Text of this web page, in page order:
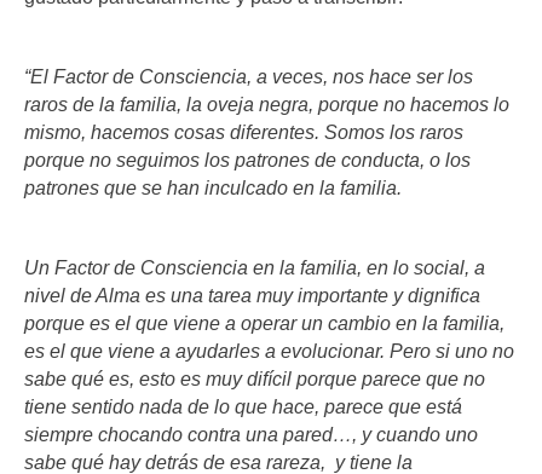
“El Factor de Consciencia, a veces, nos hace ser los
raros de la familia, la oveja negra, porque no hacemos lo
mismo, hacemos cosas diferentes. Somos los raros
porque no seguimos los patrones de conducta, o los
patrones que se han inculcado en la familia.
Un Factor de Consciencia en la familia, en lo social, a
nivel de Alma es una tarea muy importante y dignifica
porque es el que viene a operar un cambio en la familia,
es el que viene a ayudarles a evolucionar. Pero si uno no
sabe qué es, esto es muy difícil porque parece que no
tiene sentido nada de lo que hace, parece que está
siempre chocando contra una pared…, y cuando uno
sabe qué hay detrás de esa rareza, y tiene la